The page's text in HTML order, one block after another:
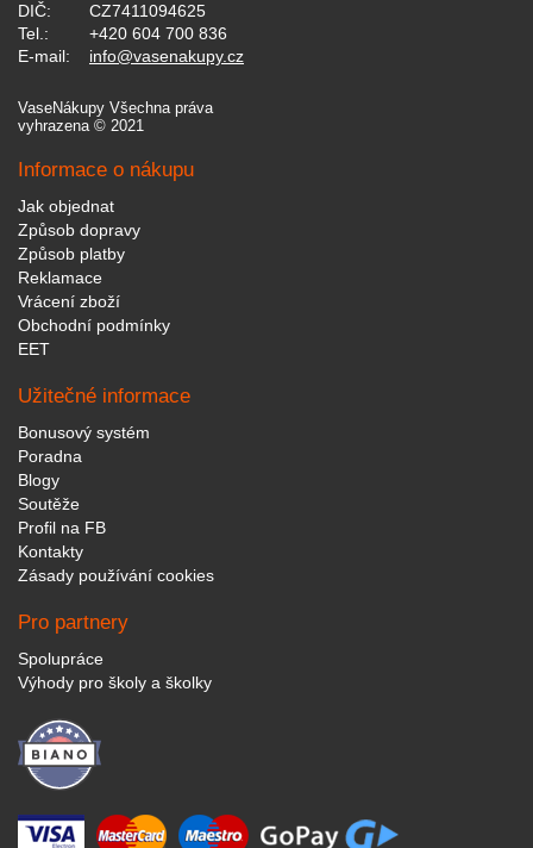
DIČ:
CZ7411094625
Tel.:
+420 604 700 836
E-mail:
info@vasenakupy.cz
VaseNákupy Všechna práva
vyhrazena © 2021
Informace o nákupu
Jak objednat
Způsob dopravy
Způsob platby
Reklamace
Vrácení zboží
Obchodní podmínky
EET
Užitečné informace
Bonusový systém
Poradna
Blogy
Soutěže
Profil na FB
Kontakty
Zásady používání cookies
Pro partnery
Spolupráce
Výhody pro školy a školky